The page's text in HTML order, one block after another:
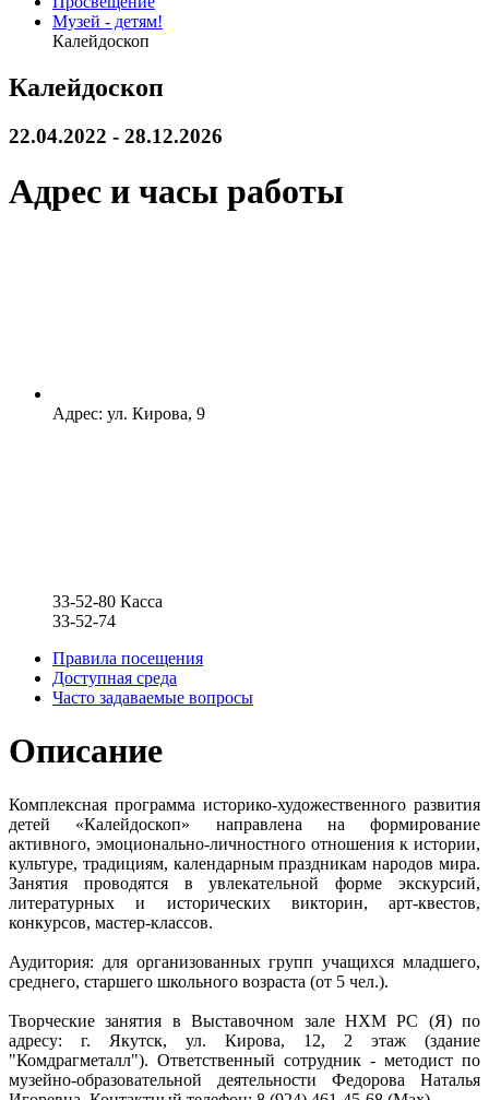
Музей - детям!
Калейдоскоп
Калейдоскоп
22.04.2022 - 28.12.2026
Адрес и часы работы
Адрес: ул. Кирова, 9
33-52-80 Касса
33-52-74
Правила посещения
Доступная среда
Часто задаваемые вопросы
Описание
Комплексная программа историко-художественного развития
детей «Калейдоскоп» направлена на формирование
активного, эмоционально-личностного отношения к истории,
культуре, традициям, календарным праздникам народов мира.
Занятия проводятся в увлекательной форме экскурсий,
литературных и исторических викторин, арт-квестов,
конкурсов, мастер-классов.
Аудитория: для организованных групп учащихся младшего,
среднего, старшего школьного возраста (от 5 чел.).
Творческие занятия в Выставочном зале НХМ РС (Я) по
адресу: г. Якутск, ул. Кирова, 12, 2 этаж (здание
"Комдрагметалл"). Ответственный сотрудник - методист по
музейно-образовательной деятельности Федорова Наталья